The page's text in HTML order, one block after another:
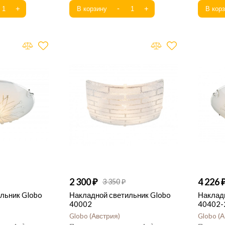
Globo
2 300 3 350
Накладной светильник Globo
40002
Globo Австрия
4 226
40402-
Globo